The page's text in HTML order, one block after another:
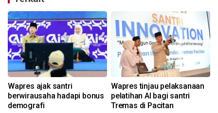
Wapres ajak santri
berwirausaha hadapi bonus
demografi
Wapres tinjau pelaksanaan
pelatihan AI bagi santri
Tremas di Pacitan